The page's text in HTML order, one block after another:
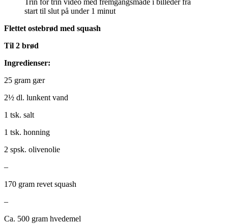
start til slut på under 1 minut
Flettet ostebrød med squash
Til 2 brød
Ingredienser:
25 gram gær
2½ dl. lunkent vand
1 tsk. salt
1 tsk. honning
2 spsk. olivenolie
–
170 gram revet squash
–
Ca. 500 gram hvedemel